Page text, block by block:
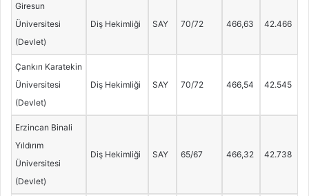
Giresun
Üniversitesi
(Devlet)
Diş Hekimliği SAY 70/72 466,63 42.466
Çankırı Karatekin
Üniversitesi
(Devlet)
Diş Hekimliği SAY 70/72 466,54 42.545
Erzincan Binali
Yıldırım
Üniversitesi
(Devlet)
Diş Hekimliği SAY 65/67 466,32 42.738